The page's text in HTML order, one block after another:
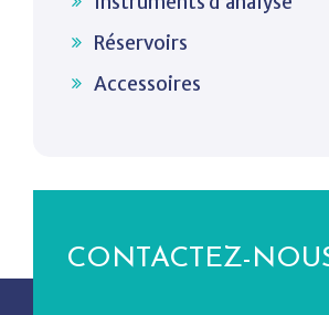
Réservoirs
Accessoires
CONTACTEZ-